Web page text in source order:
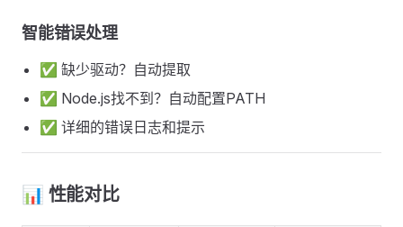
智能错误处理
✅ 缺少驱动？自动提取
✅ Node.js找不到？自动配置PATH
✅ 详细的错误日志和提示
📊 性能对比